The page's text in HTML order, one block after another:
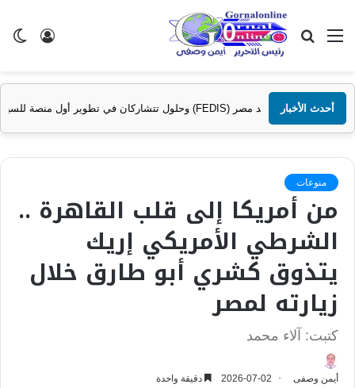
تسجيل
القائمة بحث
عن
أحدث الأخبار
منوعات
من أمريكا إلى قلب القاهرة ..
الشرطي الأمريكي إريك
يتذوق كشري أبو طارق خلال
زيارته لمصر
كتبت: آلاء محمد
أيمن وصفى 2026-07-02 دقيقة واحدة